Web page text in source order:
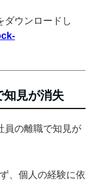
ダウンロードし
知見が消失
員の離職で知見が
、個人の経験に依